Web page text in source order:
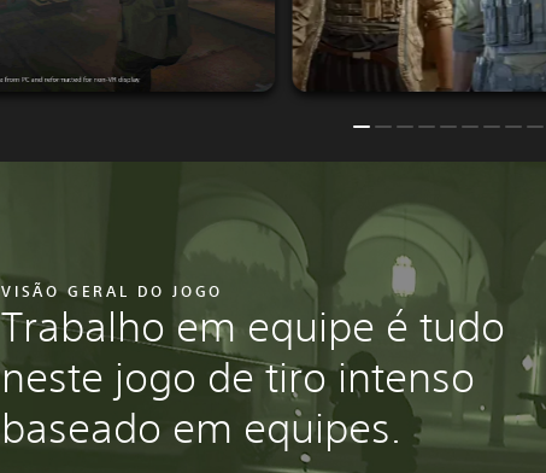
VISÃO GERAL DO JOGO
Trabalho em equipe é tudo
neste jogo de tiro intenso
baseado em equipes.